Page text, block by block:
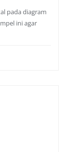
pada diagram
ini agar